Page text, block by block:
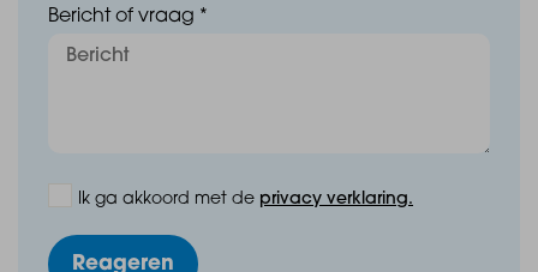
alarminstallatie;
- Het schilderwerk dateert van eind 2021;
Bericht of vraag *
Ik ga akkoord met de privacy verklaring.
Reageren